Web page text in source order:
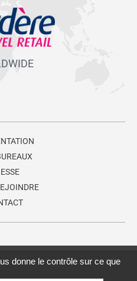
division dugroupe Lagardère
donne le contrôle sur ce que